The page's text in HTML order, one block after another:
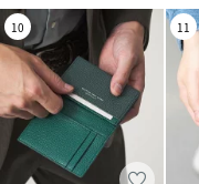
10 11